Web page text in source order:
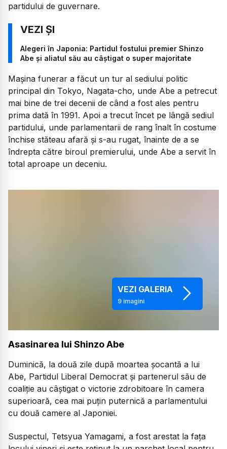
partidului de guvernare.
Alegeri în Japonia: Partidul fostului premier Shinzo
Abe și aliatul său au câștigat o super majoritate
Mașina funerar a făcut un tur al sediului politic
principal din Tokyo, Nagata-cho, unde Abe a petrecut
mai bine de trei decenii de când a fost ales pentru
prima dată în 1991. Apoi a trecut încet pe lângă sediul
partidului, unde parlamentarii de rang înalt în costume
închise stăteau afară și s-au rugat, înainte de a se
îndrepta către biroul premierului, unde Abe a servit în
total aproape un deceniu.
VEZI GALERIA
9imagini
Asasinarea lui Shinzo Abe
Duminică, la două zile după moartea șocantă a lui
Abe, Partidul Liberal Democrat și partenerul său de
coaliție au câștigat o victorie zdrobitoare în camera
superioară, cea mai puțin puternică a parlamentului
cu două camere al Japoniei.
Suspectul, Tetsyua Yamagami, a fost arestat la fața